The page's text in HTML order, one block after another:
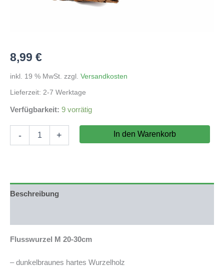
8,99 €
inkl. 19 % MwSt. zzgl. Versandkosten
Lieferzeit: 2-7 Werktage
Verfügbarkeit: 9 vorrätig
-
Flusswurzel
+ In den Warenkorb
Beschreibung
Flusswurzel M 20-30cm
– dunkelbraunes hartes Wurzelholz